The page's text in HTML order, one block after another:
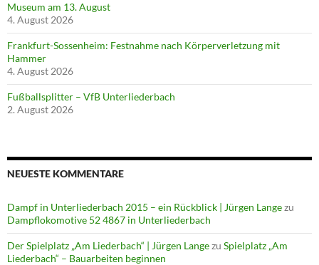
Museum am 13. August
4. August 2026
Frankfurt-Sossenheim: Festnahme nach Körperverletzung mit
Hammer
4. August 2026
Fußballsplitter – VfB Unterliederbach
2. August 2026
NEUESTE KOMMENTARE
Dampf in Unterliederbach 2015 – ein Rückblick | Jürgen Langezu
Dampflokomotive 52 4867 in Unterliederbach
Der Spielplatz „Am Liederbach“ | Jürgen Langezu Spielplatz „Am
Liederbach“ – Bauarbeiten beginnen